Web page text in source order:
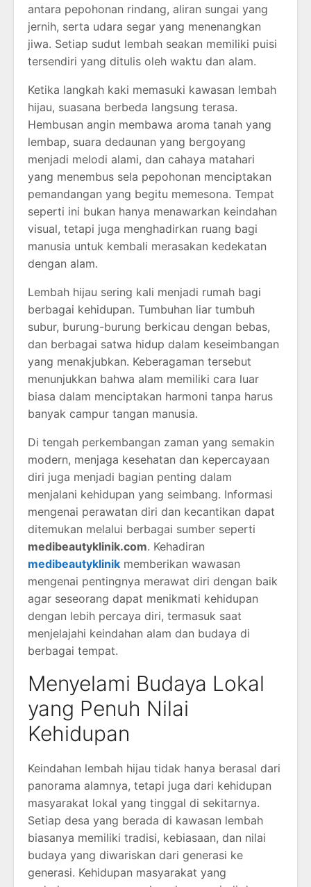
antara pepohonan rindang, aliran sungai yang
jernih, serta udara segar yang menenangkan
jiwa. Setiap sudut lembah seakan memiliki puisi
tersendiri yang ditulis oleh waktu dan alam.
Ketika langkah kaki memasuki kawasan lembah
hijau, suasana berbeda langsung terasa.
Hembusan angin membawa aroma tanah yang
lembap, suara dedaunan yang bergoyang
menjadi melodi alami, dan cahaya matahari
yang menembus sela pepohonan menciptakan
pemandangan yang begitu memesona. Tempat
seperti ini bukan hanya menawarkan keindahan
visual, tetapi juga menghadirkan ruang bagi
manusia untuk kembali merasakan kedekatan
dengan alam.
Lembah hijau sering kali menjadi rumah bagi
berbagai kehidupan. Tumbuhan liar tumbuh
subur, burung-burung berkicau dengan bebas,
dan berbagai satwa hidup dalam keseimbangan
yang menakjubkan. Keberagaman tersebut
menunjukkan bahwa alam memiliki cara luar
biasa dalam menciptakan harmoni tanpa harus
banyak campur tangan manusia.
Di tengah perkembangan zaman yang semakin
modern, menjaga kesehatan dan kepercayaan
diri juga menjadi bagian penting dalam
menjalani kehidupan yang seimbang. Informasi
mengenai perawatan diri dan kecantikan dapat
ditemukan melalui berbagai sumber seperti
medibeautyklinik.com. Kehadiran
medibeautyklinik memberikan wawasan
mengenai pentingnya merawat diri dengan baik
agar seseorang dapat menikmati kehidupan
dengan lebih percaya diri, termasuk saat
menjelajahi keindahan alam dan budaya di
berbagai tempat.
Menyelami Budaya Lokal
yang Penuh Nilai
Kehidupan
Keindahan lembah hijau tidak hanya berasal dari
panorama alamnya, tetapi juga dari kehidupan
masyarakat lokal yang tinggal di sekitarnya.
Setiap desa yang berada di kawasan lembah
biasanya memiliki tradisi, kebiasaan, dan nilai
budaya yang diwariskan dari generasi ke
generasi. Kehidupan masyarakat yang